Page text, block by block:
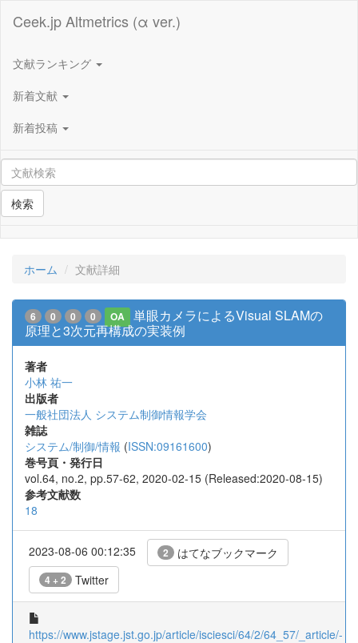
Ceek.jp Altmetrics (α ver.)
文献ランキング
新着文献
新着投稿
検索
ホーム 文献詳細
6 0 0 0 OA
単眼カメラによるVisual SLAMの
原理と3次元再構成の実装例
著者
小林 祐一
出版者
一般社団法人 システム制御情報学会
雑誌
システム/制御/情報 (ISSN:09161600)
巻号頁・発行日
vol.64, no.2, pp.57-62, 2020-02-15 (Released:2020-08-15)
参考文献数
18
2023-08-06 00:12:35 2 はてなブックマーク
4 + 2 Twitter
https://www.jstage.jst.go.jp/article/isciesci/64/2/64_57/_article/-